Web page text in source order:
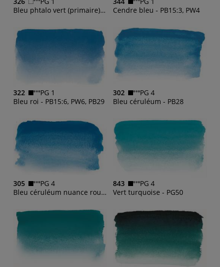
Bleu phtalo vert (primaire) - PB15:3
Cendre bleu - PB15:3, PW4
322
PG 1
Bleu roi - PB15:6, PW6, PB29
302
PG 4
Bleu céruléum - PB28
305
PG 4
Bleu céruléum nuance rouge - PB 28
843
PG 4
Vert turquoise - PG50